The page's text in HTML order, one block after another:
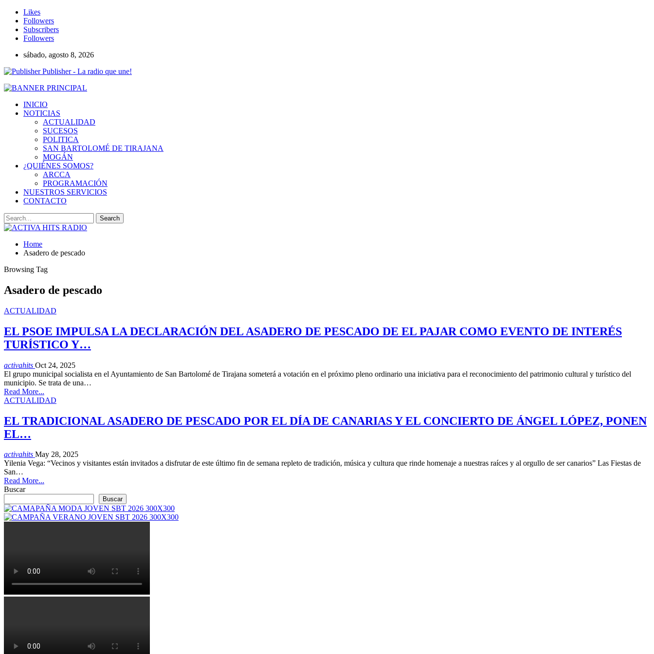
Likes
Followers
Subscribers
Followers
sábado, agosto 8, 2026
Publisher - La radio que une!
INICIO
NOTICIAS
ACTUALIDAD
SUCESOS
POLITICA
SAN BARTOLOMÉ DE TIRAJANA
MOGÁN
¿QUIÉNES SOMOS?
ARCCA
PROGRAMACIÓN
NUESTROS SERVICIOS
CONTACTO
Home
Asadero de pescado
Browsing Tag
Asadero de pescado
ACTUALIDAD
EL PSOE IMPULSA LA DECLARACIÓN DEL ASADERO DE PESCADO DE EL PAJAR COMO EVENTO DE INTERÉS
TURÍSTICO Y…
activahits Oct 24, 2025
El grupo municipal socialista en el Ayuntamiento de San Bartolomé de Tirajana someterá a votación en el próximo pleno ordinario una iniciativa para el reconocimiento del patrimonio cultural y turístico del
municipio. Se trata de una…
Read More...
ACTUALIDAD
EL TRADICIONAL ASADERO DE PESCADO POR EL DÍA DE CANARIAS Y EL CONCIERTO DE ÁNGEL LÓPEZ, PONEN
EL…
activahits May 28, 2025
Yilenia Vega: “Vecinos y visitantes están invitados a disfrutar de este último fin de semana repleto de tradición, música y cultura que rinde homenaje a nuestras raíces y al orgullo de ser canarios” Las Fiestas de
San…
Read More...
Buscar
Buscar